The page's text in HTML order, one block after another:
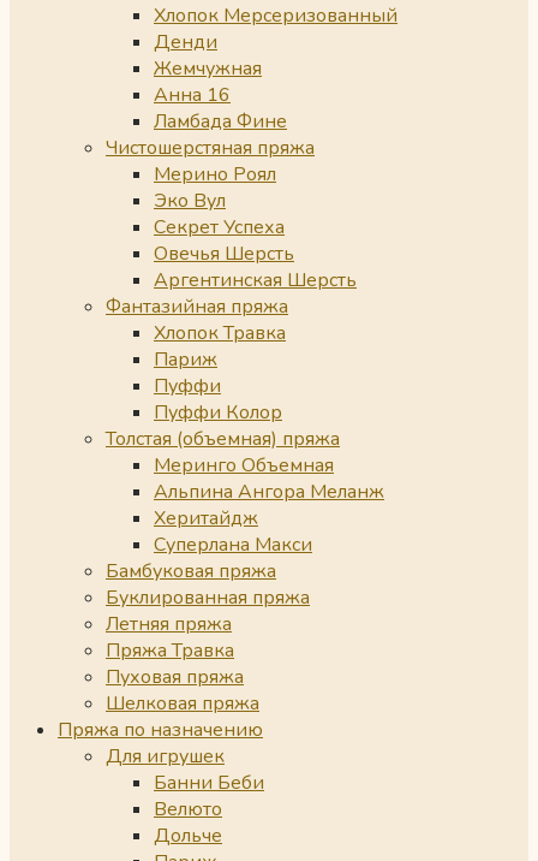
Хлопок Мерсеризованный
Денди
Жемчужная
Анна 16
Ламбада Фине
Чистошерстяная пряжа
Мерино Роял
Эко Вул
Секрет Успеха
Овечья Шерсть
Аргентинская Шерсть
Фантазийная пряжа
Хлопок Травка
Париж
Пуффи
Пуффи Колор
Толстая (объемная) пряжа
Меринго Объемная
Альпина Ангора Меланж
Херитайдж
Суперлана Макси
Бамбуковая пряжа
Буклированная пряжа
Летняя пряжа
Пряжа Травка
Пуховая пряжа
Шелковая пряжа
Пряжа по назначению
Для игрушек
Банни Беби
Велюто
Дольче